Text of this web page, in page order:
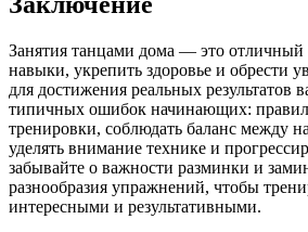
Занятия танцами дома — это отличный
навыки, укрепить здоровье и обрести
для достижения реальных результатов
типичных ошибок начинающих:
тренировки, соблюдать баланс между
уделять внимание технике и
забывайте о важности разминки и
разнообразия упражнений, чтобы
интересными и результативными.